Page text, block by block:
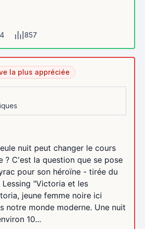
4 857
la plus appréciée
nuit peut changer le cours
? C'est la question que se pose
pour son héroïne - tirée du
"Victoria et les
jeune femme noire ici
notre monde moderne. Une nuit
10...